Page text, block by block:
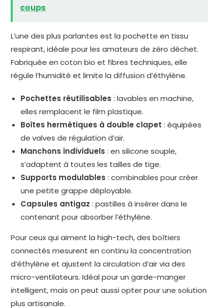
coups
L’une des plus parlantes est la pochette en tissu
respirant, idéale pour les amateurs de zéro déchet.
Fabriquée en coton bio et fibres techniques, elle
régule l’humidité et limite la diffusion d’éthylène.
Pochettes réutilisables : lavables en machine,
elles remplacent le film plastique.
Boîtes hermétiques à double clapet : équipées
de valves de régulation d’air.
Manchons individuels : en silicone souple,
s’adaptent à toutes les tailles de tige.
Supports modulables : combinables pour créer
une petite grappe déployable.
Capsules antigaz : pastilles à insérer dans le
contenant pour absorber l’éthylène.
Pour ceux qui aiment la high-tech, des boîtiers
connectés mesurent en continu la concentration
d’éthylène et ajustent la circulation d’air via des
micro-ventilateurs. Idéal pour un garde-manger
intelligent, mais on peut aussi opter pour une solution
plus artisanale.